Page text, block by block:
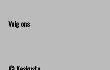
Volg ons